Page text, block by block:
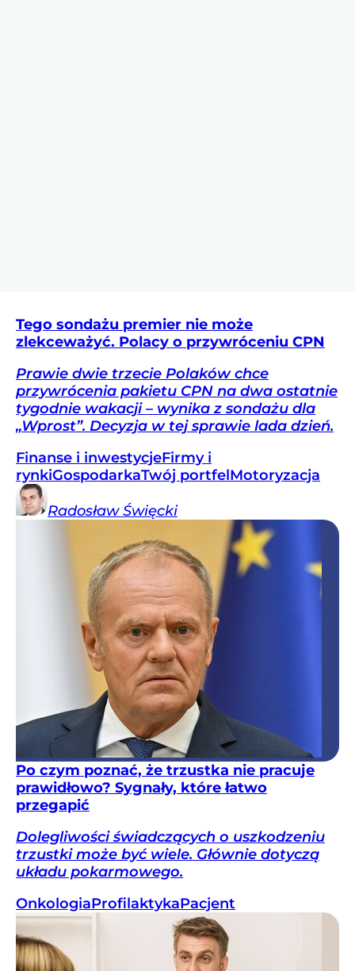
Tego sondażu premier nie może
zlekceważyć. Polacy o przywróceniu CPN
Prawie dwie trzecie Polaków chce
przywrócenia pakietu CPN na dwa ostatnie
tygodnie wakacji – wynika z sondażu dla
„Wprost”. Decyzja w tej sprawie lada dzień.
Finanse i inwestycjeFirmy i
rynkiGospodarkaTwój portfelMotoryzacja
Radosław Święcki
Po czym poznać, że trzustka nie pracuje
prawidłowo? Sygnały, które łatwo
przegapić
Dolegliwości świadczących o uszkodzeniu
trzustki może być wiele. Głównie dotyczą
układu pokarmowego.
OnkologiaProfilaktykaPacjent